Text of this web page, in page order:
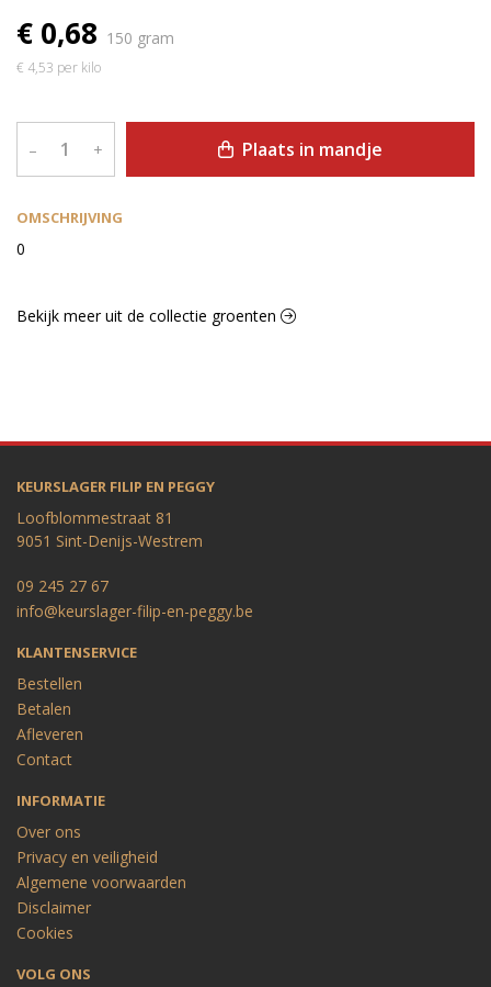
OMSCHRIJVING
0
€ 0,68 150 gram
€ 4,53 per kilo
– + Plaats in mandje
Bekijk meer uit de collectie groenten
KEURSLAGER FILIP EN PEGGY
Loofblommestraat 81
9051 Sint-Denijs-Westrem
09 245 27 67
info@keurslager-filip-en-peggy.be
KLANTENSERVICE
Bestellen
Betalen
Afleveren
Contact
INFORMATIE
Over ons
Privacy en veiligheid
Algemene voorwaarden
Disclaimer
Cookies
VOLG ONS